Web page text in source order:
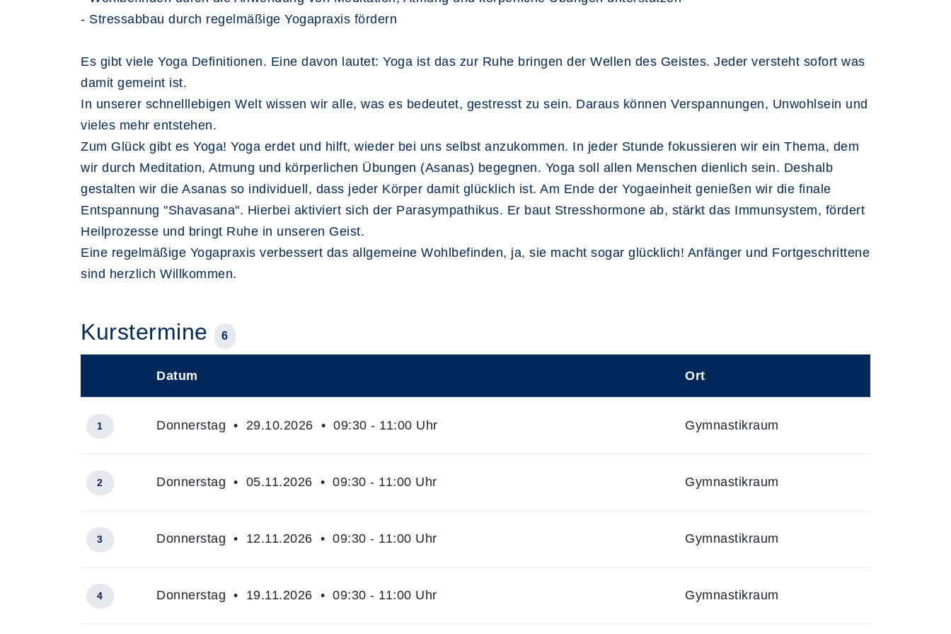
- Stressabbau durch regelmäßige Yogapraxis fördern
Es gibt viele Yoga Definitionen. Eine davon lautet: Yoga ist das zur Ruhe bringen der Wellen des Geistes. Jeder versteht sofort was
damit gemeint ist.
In unserer schnelllebigen Welt wissen wir alle, was es bedeutet, gestresst zu sein. Daraus können Verspannungen, Unwohlsein und
vieles mehr entstehen.
Zum Glück gibt es Yoga! Yoga erdet und hilft, wieder bei uns selbst anzukommen. In jeder Stunde fokussieren wir ein Thema, dem
wir durch Meditation, Atmung und körperlichen Übungen (Asanas) begegnen. Yoga soll allen Menschen dienlich sein. Deshalb
gestalten wir die Asanas so individuell, dass jeder Körper damit glücklich ist. Am Ende der Yogaeinheit genießen wir die finale
Entspannung "Shavasana". Hierbei aktiviert sich der Parasympathikus. Er baut Stresshormone ab, stärkt das Immunsystem, fördert
Heilprozesse und bringt Ruhe in unseren Geist.
Eine regelmäßige Yogapraxis verbessert das allgemeine Wohlbefinden, ja, sie macht sogar glücklich! Anfänger und Fortgeschrittene
sind herzlich Willkommen.
Kurstermine 6
Datum Ort
1 Donnerstag • 29.10.2026 • 09:30 - 11:00 Uhr Gymnastikraum
2 Donnerstag • 05.11.2026 • 09:30 - 11:00 Uhr Gymnastikraum
3 Donnerstag • 12.11.2026 • 09:30 - 11:00 Uhr Gymnastikraum
4 Donnerstag • 19.11.2026 • 09:30 - 11:00 Uhr Gymnastikraum